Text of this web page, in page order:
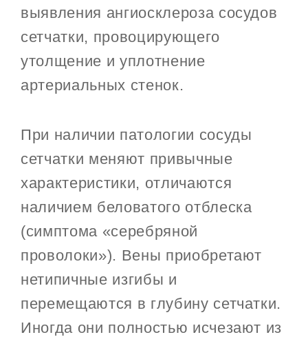
выявления ангиосклероза сосудов
сетчатки, провоцирующего
утолщение и уплотнение
артериальных стенок.
При наличии патологии сосуды
сетчатки меняют привычные
характеристики, отличаются
наличием беловатого отблеска
(симптома «серебряной
проволоки»). Вены приобретают
нетипичные изгибы и
перемещаются в глубину сетчатки.
Иногда они полностью исчезают из